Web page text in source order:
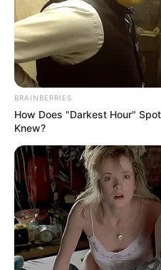
BRAINBERRIES
How Does "Darkest Hour"
Knew?